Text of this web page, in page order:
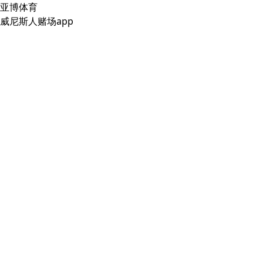
亚博体育
威尼斯人赌场app